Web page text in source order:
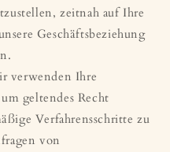
zeitnah auf Ihre
Geschäftsbeziehung
verwenden Ihre
geltendes Recht
Verfahrensschritte zu
von